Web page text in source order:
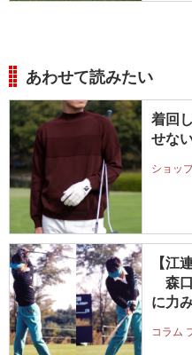
あわせて読みたい
着回
せな
ショッ
【江
森
に力
コラム